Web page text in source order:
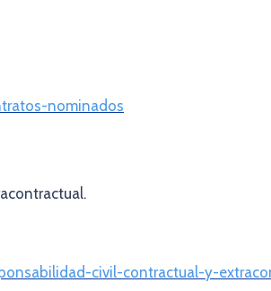
nominados
civil-contractual-y-